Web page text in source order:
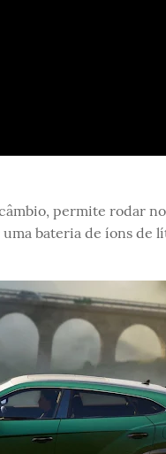
permite rodar
bateria de íons de